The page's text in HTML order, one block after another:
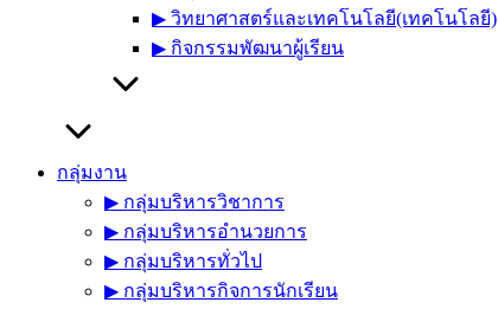
▶︎ วิทยาศาสตร์และเทคโนโลยี(เทคโนโลยี)
▶︎ กิจกรรมพัฒนาผู้เรียน
กลุ่มงาน
▶︎ กลุ่มบริหารวิชาการ
▶︎ กลุ่มบริหารอำนวยการ
▶︎ กลุ่มบริหารทั่วไป
▶︎ กลุ่มบริหารกิจการนักเรียน